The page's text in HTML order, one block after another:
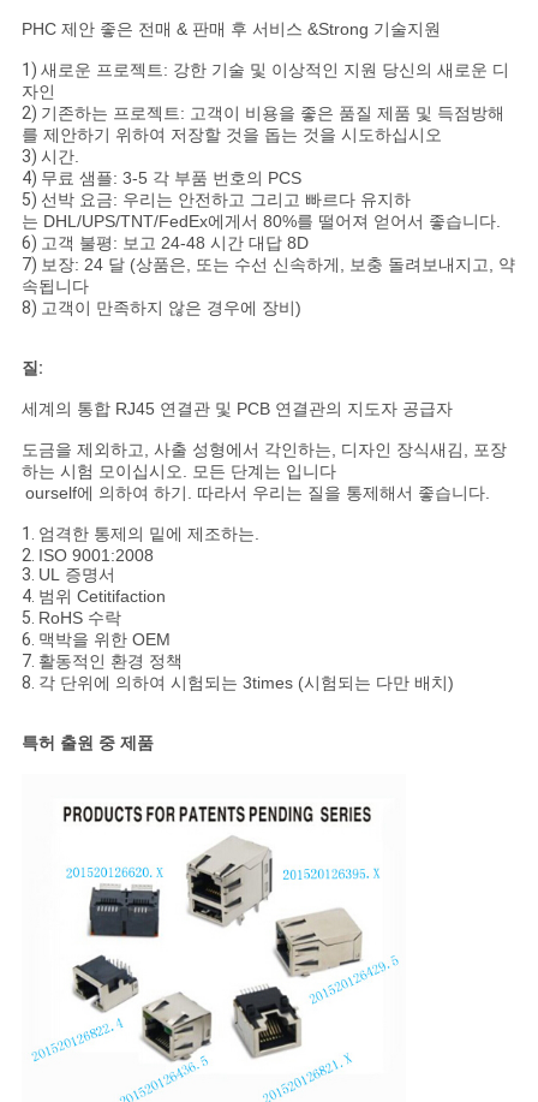
PHC 제안 좋은 전매 & 판매 후 서비스 &Strong 기술지원
1) 새로운 프로젝트: 강한 기술 및 이상적인 지원 당신의 새로운 디
자인
2) 기존하는 프로젝트: 고객이 비용을 좋은 품질 제품 및 득점방해
를 제안하기 위하여 저장할 것을 돕는 것을 시도하십시오
3) 시간.
4) 무료 샘플: 3-5 각 부품 번호의 PCS
5) 선박 요금: 우리는 안전하고 그리고 빠르다 유지하
는 DHL/UPS/TNT/FedEx에게서 80%를 떨어져 얻어서 좋습니다.
6) 고객 불평: 보고 24-48 시간 대답 8D
7) 보장: 24 달 (상품은, 또는 수선 신속하게, 보충 돌려보내지고, 약
속됩니다
8) 고객이 만족하지 않은 경우에 장비)
질:
세계의 통합 RJ45 연결관 및 PCB 연결관의 지도자 공급자
도금을 제외하고, 사출 성형에서 각인하는, 디자인 장식새김, 포장
하는 시험 모이십시오. 모든 단계는 입니다
ourself에 의하여 하기. 따라서 우리는 질을 통제해서 좋습니다.
1. 엄격한 통제의 밑에 제조하는.
2. ISO 9001:2008
3. UL 증명서
4. 범위 Cetitifaction
5. RoHS 수락
6. 맥박을 위한 OEM
7. 활동적인 환경 정책
8. 각 단위에 의하여 시험되는 3times (시험되는 다만 배치)
특허 출원 중 제품